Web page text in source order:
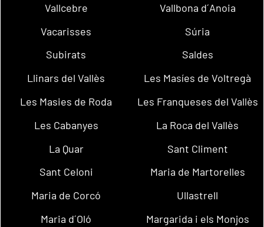
Vallcebre
Vallbona d´Anoia
Vacarisses
Súria
Subirats
Saldes
Llinars del Vallès
Les Masíes de Voltregà
Les Masies de Roda
Les Franqueses del Vallès
Les Cabanyes
La Roca del Vallès
La Quar
Sant Climent
Sant Celoni
Maria de Martorelles
Maria de Corcó
Ullastrell
Maria d´Oló
Margarida i els Monjos